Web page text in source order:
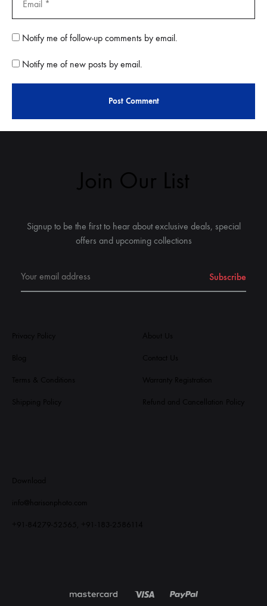
Notify me of follow-up comments by email.
Notify me of new posts by email.
Join Our List
Signup to be the first to hear about exclusive deals, special
offers and upcoming collections
Privacy Policy
Blog
Terms & Conditions
Shipping Policy
About Us
Contact Us
Warranty Registration
Refund and Cancellation Policy
Download
info@harisonphoto.com
+91-84279-52565, +91-183-2586114